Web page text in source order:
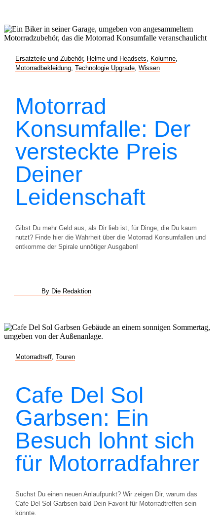
Ersatzteile und Zubehör, Helme und Headsets Kolumne
Motorradbekleidung Technologie Upgrade Wissen
Motorrad
Konsumfalle: Der
versteckte Preis
Deiner
Leidenschaft
Gibst Du mehr Geld aus, als Dir lieb ist, für Dinge, die Du kaum
nutzt? Finde hier die Wahrheit über die Motorrad Konsumfallen und
entkomme der Spirale unnötiger Ausgaben!
By Die Redaktion
Motorradtreff Touren
Cafe Del Sol
Garbsen: Ein
Besuch lohnt sich
für Motorradfahrer
Suchst Du einen neuen Anlaufpunkt? Wir zeigen Dir, warum das
Cafe Del Sol Garbsen bald Dein Favorit für Motorradtreffen sein
könnte.